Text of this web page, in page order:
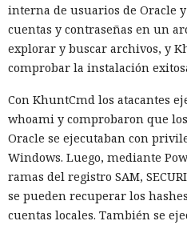
El canadiense Connor Riley
muchos meses con datos
de ser detenido y entregado a
interna de usuarios de Oracle
cuentas y contraseñas en un
explorar y buscar archivos, y
comprobar la instalación
Con KhuntCmd los atacantes
whoami y comprobaron que
Oracle se ejecutaban con
Windows. Luego, mediante
ramas del registro SAM,
se pueden recuperar los
cuentas locales. También se